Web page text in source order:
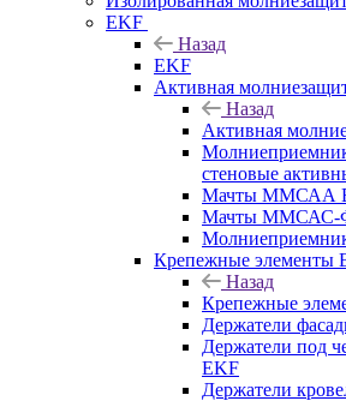
EKF
Назад
EKF
Активная
Назад
Активная
стеновые
Мачты ММСАА
Мачты ММСАС-
Крепежные элементы
Назад
Крепежные
Держатели
Держатели под
EKF
Держатели